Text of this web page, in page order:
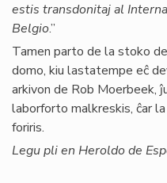
estis transdonitaj al
Belgio.”
Tamen parto de la stoko
domo, kiu lastatempe eĉ
arkivon de Rob Moerbeek,
laborforto malkreskis, ĉar
foriris.
Legu pli en Heroldo de